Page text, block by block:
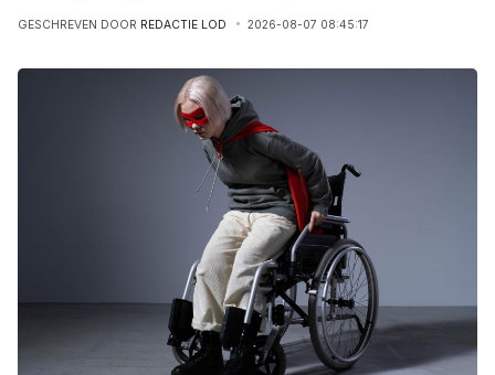
GESCHREVEN DOOR REDACTIE LOD 2026-08-07 08:45:17